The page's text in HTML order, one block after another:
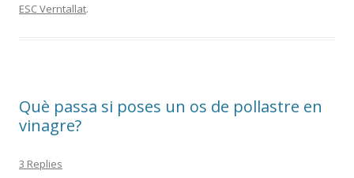
ESC Verntallat.
Què passa si poses un os de pollastre en
vinagre?
3 Replies